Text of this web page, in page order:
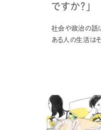
ですか？」
社会や政治の話
ある人の生活は